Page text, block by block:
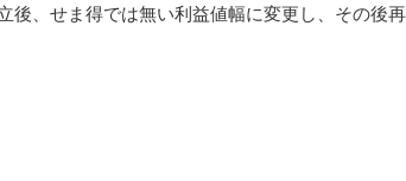
後、せま得では無い利益値幅に変更し、その後